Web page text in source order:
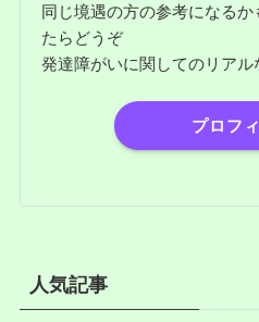
同じ境遇の方の参考になる
たらどうぞ
発達障がいに関してのリア
プロフ
人気記事